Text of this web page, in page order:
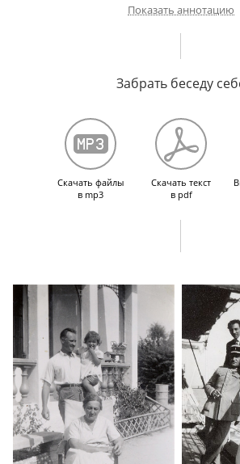
Встреча с дедушкой. ФермаСен-Жанв
О лесорубах и пожарах. Занятия с П. В.
Мутаковой» о положении русских в
после увольнения с дипломатической
и играх с бабушкой. Исход из Парижа.
буржуа. Супруги Ладыженские. Священник
Донос, обыск и французская жандармерия.
бегство от гестапо и жизнь в
Покупка картин из коллекции Ф. Ф. Юсупова.
Юсупова. Продажа картин. Кабан на
Показать аннотацию
Забрать беседу
Скачать файлы
в mp3
Скачать текст
в pdf